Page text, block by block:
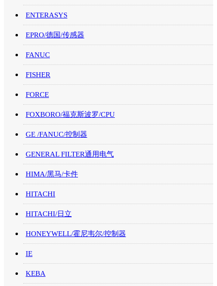
ENTERASYS
EPRO/德国/传感器
FANUC
FISHER
FORCE
FOXBORO/福克斯波罗/CPU
GE /FANUC/控制器
GENERAL FILTER通用电气
HIMA/黑马/卡件
HITACHI
HITACHI/日立
HONEYWELL/霍尼韦尔/控制器
IE
KEBA